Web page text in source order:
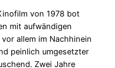
von 1978 bot
mit aufwändigen
allem im Nachhinein
peinlich umgesetzter
Zwei Jahre